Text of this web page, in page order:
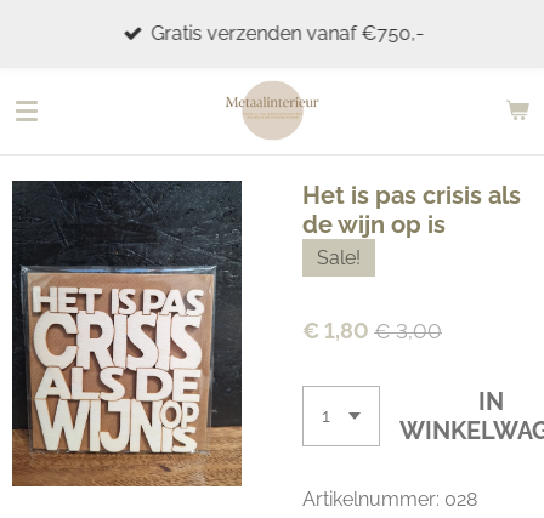
de
Gratis verzenden vanaf €750,-
Het is pas crisis als
de wijn op is
Sale!
€ 1,80 € 3,00
IN
Artikelnummer: 028